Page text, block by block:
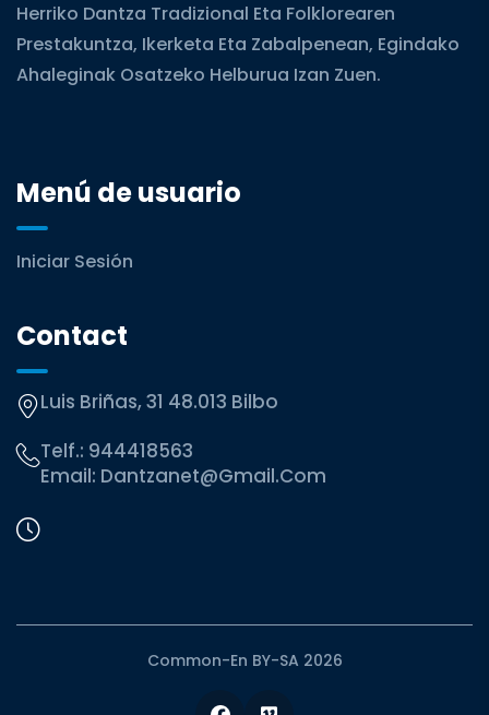
Herriko Dantza Tradizional Eta Folklorearen
Prestakuntza, Ikerketa Eta Zabalpenean, Egindako
Ahaleginak Osatzeko Helburua Izan Zuen.
Menú de usuario
Iniciar Sesión
Contact
Luis Briñas, 31 48.013 Bilbo
Telf.: 944418563
Email: Dantzanet@gmail.com
Common-En BY-SA 2026